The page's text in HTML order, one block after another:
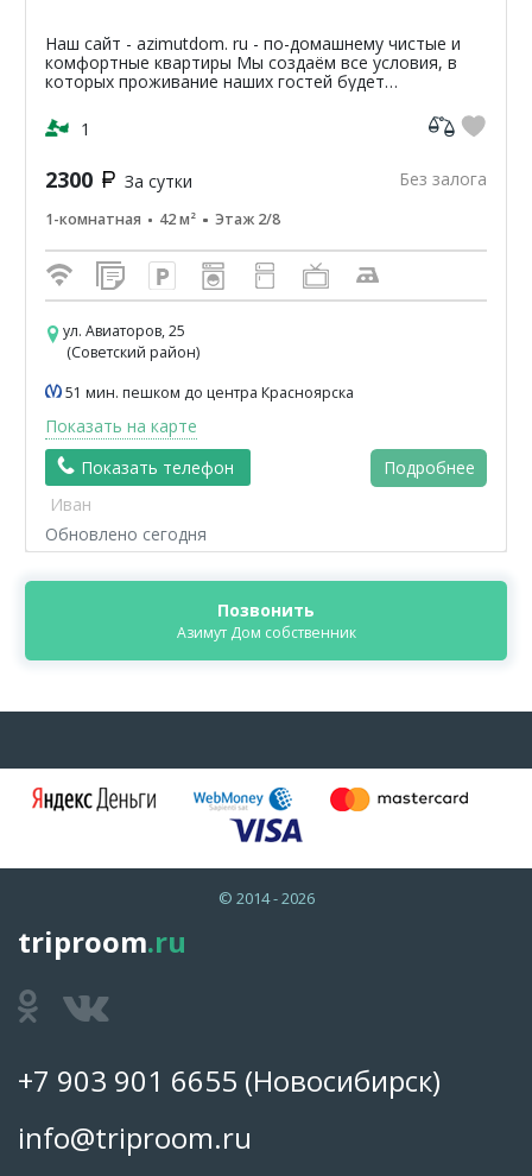
Наш сайт - azimutdom. ru - по-домашнему чистые и
комфортные квартиры Мы создаём все условия, в
которых проживание наших гостей будет
гарантируем - чисто...
1
2300 За сутки Без залога
1-комнатная 42 м² Этаж 2/8
ул. Авиаторов, 25
(Советский район)
51 мин. пешком до центра Красноярска
Показать на карте
Показать телефон
Подробнее
Иван
Обновлено сегодня
Позвонить
Азимут Дом собственник
© 2014 - 2026
triproom.ru
+7 903 901 6655 (Новосибирск)
info@triproom.ru